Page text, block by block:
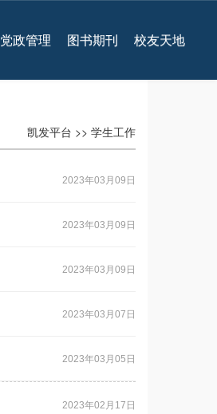
党政管理 图书期刊 校友天地
凯发平台 >> 学生工作
2023年03月09日
2023年03月09日
2023年03月09日
2023年03月07日
2023年03月05日
2023年02月17日